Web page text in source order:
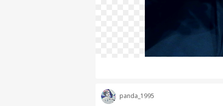
panda_1995